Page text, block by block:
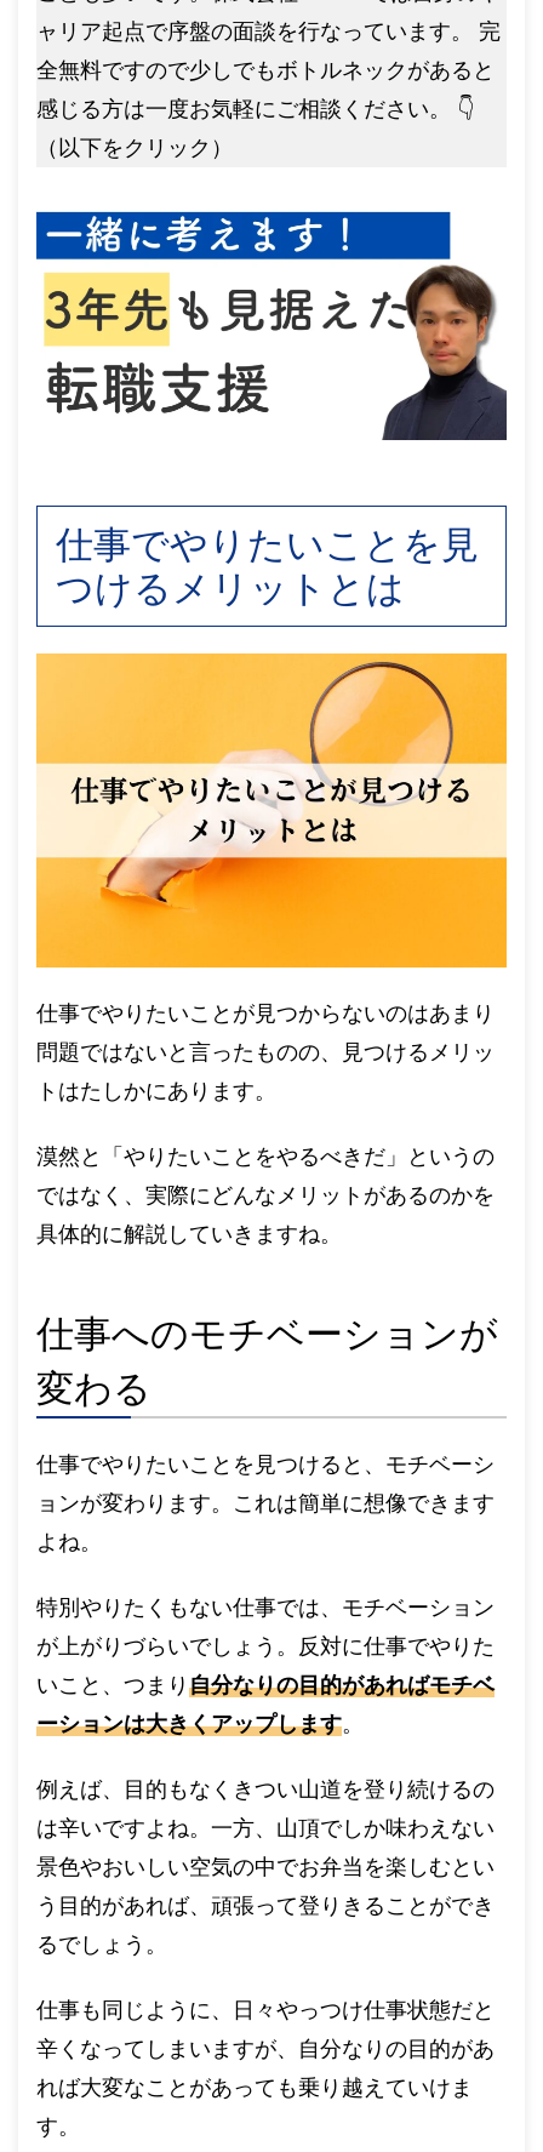
ャリア起点で序盤の面談を行なっています。 完
全無料ですので少しでもボトルネックがあると
感じる方は一度お気軽にご相談ください。 👇
（以下をクリック）
仕事でやりたいことを見
つけるメリットとは
仕事でやりたいことが見つからないのはあまり
問題ではないと言ったものの、見つけるメリッ
トはたしかにあります。
漠然と「やりたいことをやるべきだ」というの
ではなく、実際にどんなメリットがあるのかを
具体的に解説していきますね。
仕事へのモチベーションが
変わる
仕事でやりたいことを見つけると、モチベーシ
ョンが変わります。これは簡単に想像できます
よね。
特別やりたくもない仕事では、モチベーション
が上がりづらいでしょう。反対に仕事でやりた
いこと、つまり 自分なりの目的があればモチベ
ーションは大きくアップします。
例えば、目的もなくきつい山道を登り続けるの
は辛いですよね。一方、山頂でしか味わえない
景色やおいしい空気の中でお弁当を楽しむとい
う目的があれば、頑張って登りきることができ
るでしょう。
仕事も同じように、日々やっつけ仕事状態だと
辛くなってしまいますが、自分なりの目的があ
れば大変なことがあっても乗り越えていけま
す。